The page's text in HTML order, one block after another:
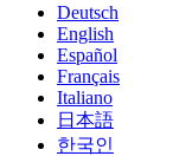
Deutsch
English
Español
Français
Italiano
日本語
한국인